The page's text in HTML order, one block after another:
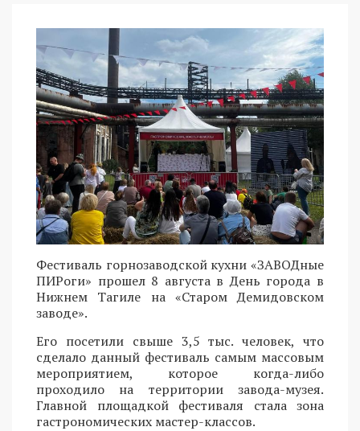
Фестиваль горнозаводской кухни «ЗАВОДные
ПИРоги» прошел 8 августа в День города в
Нижнем Тагиле на «Старом Демидовском
заводе».
Его посетили свыше 3,5 тыс. человек, что
сделало данный фестиваль самым массовым
мероприятием, которое когда-либо
проходило на территории завода-музея.
Главной площадкой фестиваля стала зона
гастрономических мастер-классов.